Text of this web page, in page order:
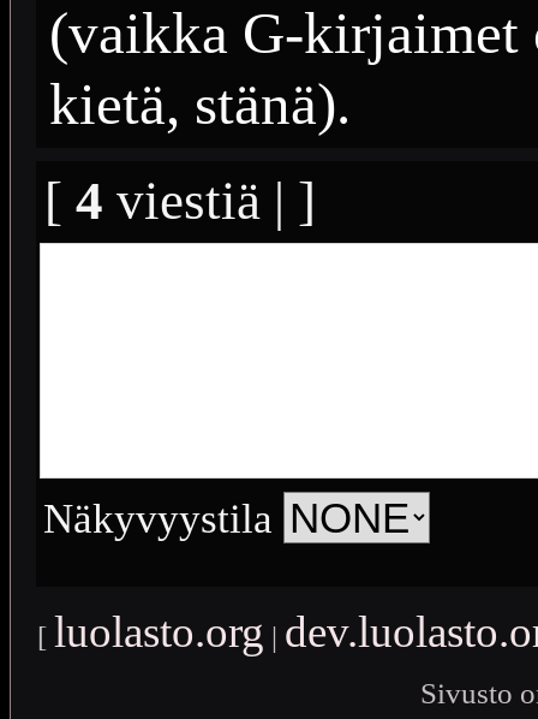
(vaikka G-kirjaimet
kietä, stänä).
[ 4 viestiä | ]
Näkyvyystila
[ luolasto.org |
Sivusto